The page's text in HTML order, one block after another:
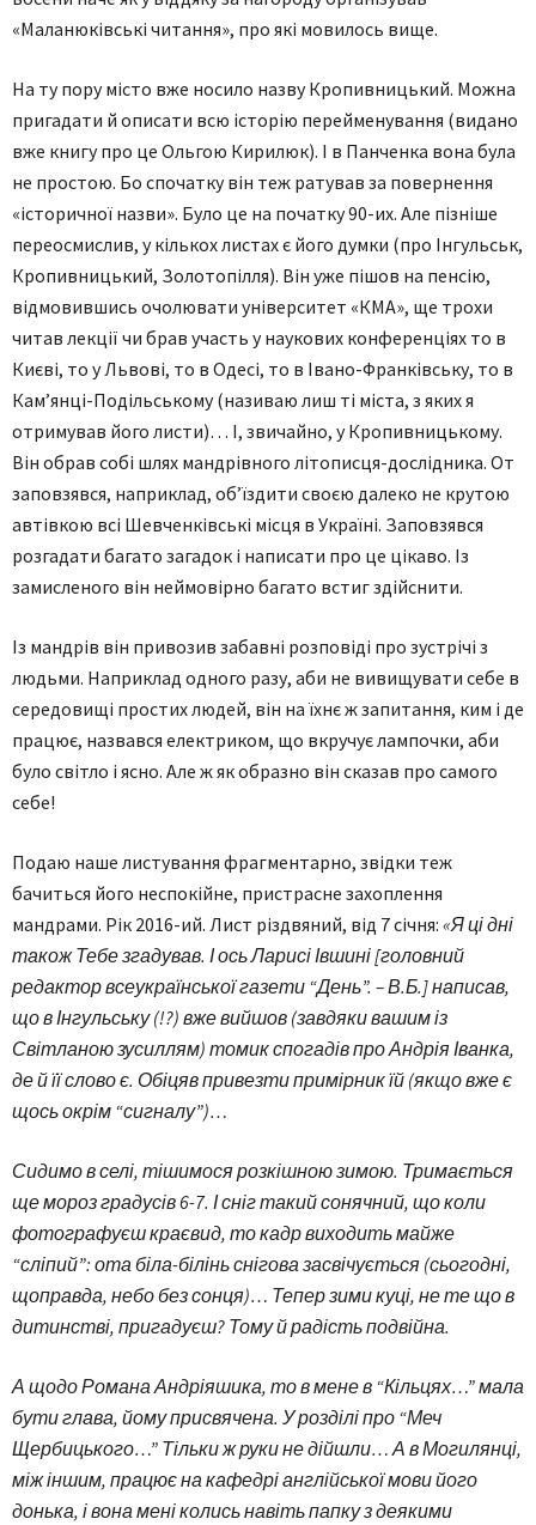
«Маланюківські читання», про які мовилось вище.
На ту пору місто вже носило назву Кропивницький. Можна
пригадати й описати всю історію перейменування (видано
вже книгу про це Ольгою Кирилюк). І в Панченка вона була
не простою. Бо спочатку він теж ратував за повернення
«історичної назви». Було це на початку 90-их. Але пізніше
переосмислив, у кількох листах є його думки (про Інгульськ,
Кропивницький, Золотопілля). Він уже пішов на пенсію,
відмовившись очолювати університет «КМА», ще трохи
читав лекції чи брав участь у наукових конференціях то в
Києві, то у Львові, то в Одесі, то в Івано-Франківську, то в
Кам’янці-Подільському (називаю лиш ті міста, з яких я
отримував його листи)… І, звичайно, у Кропивницькому.
Він обрав собі шлях мандрівного літописця-дослідника. От
заповзявся, наприклад, об’їздити своєю далеко не крутою
автівкою всі Шевченківські місця в Україні. Заповзявся
розгадати багато загадок і написати про це цікаво. Із
замисленого він неймовірно багато встиг здійснити.
Із мандрів він привозив забавні розповіді про зустрічі з
людьми. Наприклад одного разу, аби не вивищувати себе в
середовищі простих людей, він на їхнє ж запитання, ким і де
працює, назвався електриком, що вкручує лампочки, аби
було світло і ясно. Але ж як образно він сказав про самого
себе!
Подаю наше листування фрагментарно, звідки теж
бачиться його неспокійне, пристрасне захоплення
мандрами. Рік 2016-ий. Лист різдвяний, від 7 січня: «Я ці дні
також Тебе згадував. І ось Ларисі Івшині [головний
редактор все­української газети “День”. – В.Б.] написав,
що в Інгульську (!?) вже вийшов (завдяки вашим із
Світланою зусиллям) томик спогадів про Андрія Іванка,
де й її слово є. Обіцяв привезти примірник їй (якщо вже є
щось окрім “сигналу”)…
Сидимо в селі, тішимося розкішною зимою. Тримається
ще мороз градусів 6-7. І сніг такий сонячний, що коли
фотографуєш краєвид, то кадр виходить майже
“сліпий”: ота біла-білінь снігова засвічується (сьогодні,
щоправда, небо без сонця)… Тепер зими куці, не те що в
дитинстві, пригадуєш? Тому й радість подвійна.
А щодо Романа Андріяшика, то в мене в “Кільцях…” мала
бути глава, йому присвячена. У розділі про “Меч
Щербицького…” Тільки ж руки не дійшли… А в Могилянці,
між іншим, працює на кафедрі англійської мови його
донька, і вона мені колись навіть папку з деякими